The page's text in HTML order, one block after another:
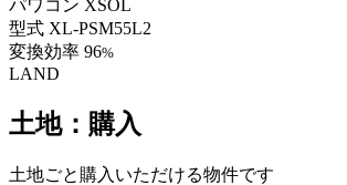
パワコン XSOL
型式 XL-PSM55L2
変換効率 96%
LAND
土地：購入
土地ごと購入いただける物件です